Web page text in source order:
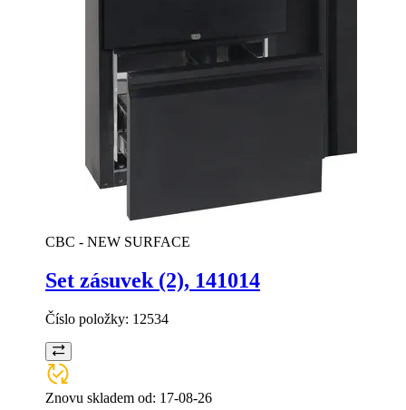
CBC - NEW SURFACE
Set zásuvek (2), 141014
Číslo položky: 12534
Znovu skladem od: 17-08-26